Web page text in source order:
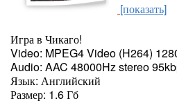
[показать]
Игра в Чикаго!
Video: MPEG4 Video (H264)
Audio: AAC 48000Hz stereo
Язык: Английский
Размер: 1.6 Гб